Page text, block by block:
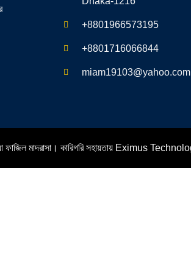
+8801966573195
+8801716066844
miam19103@yahoo.com
ফাজিল মাদরাসা। কারিগরি সহায়তায় Eximus